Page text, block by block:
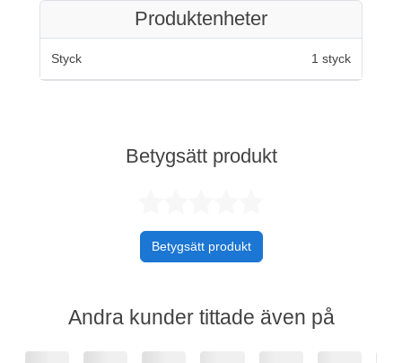
Produktenheter
Styck 1 styck
Betygsätt produkt
Betygsätt produkt
Andra kunder tittade även på